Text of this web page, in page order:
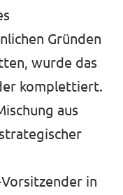
Gründen
wurde das
komplettiert.
aus
in